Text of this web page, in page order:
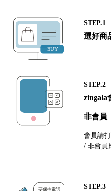
STEP.1
選好商
STEP.2
zingala
非會員
會員請
/ 非會員
STEP.3